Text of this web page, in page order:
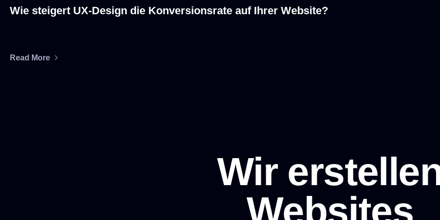
Wie steigert UX-Design die Konversionsrate auf Ihrer Website?
Read More
Wir
Websites